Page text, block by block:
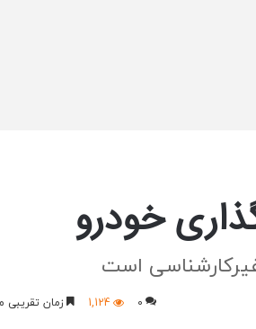
خودرو
است
0
1,124 زمان تقریبی